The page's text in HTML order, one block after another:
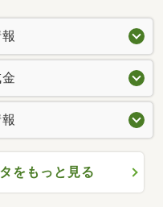
をもっと見る